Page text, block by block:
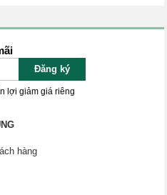
Đăng ký
lợi giảm giá riêng
hàng